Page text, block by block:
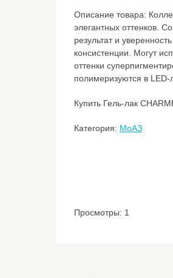
Описание товара:
элегантных оттенков.
результат и
консистенции. Могут
оттенки
полимеризуются в LED-
Купить Гель-лак
Категория: МоАЗ
Просмотры: 1